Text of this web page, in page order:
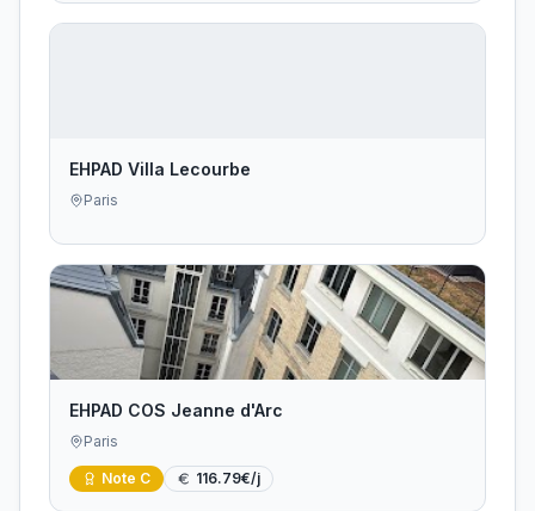
EHPAD Villa Lecourbe
Paris
EHPAD COS Jeanne d'Arc
Paris
Note C 116.79€/j